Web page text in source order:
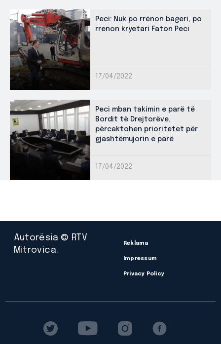
Peci: Nuk po rrënon bageri, po
rrenon kryetari Faton Peci
17/04/2022
Peci mban takimin e parë të
Bordit të Drejtorëve,
përcaktohen prioritetet për
gjashtëmujorin e parë
17/04/2022
Autorësia © RTV
Mitrovica.
Reklama
Impressum
Privacy Policy